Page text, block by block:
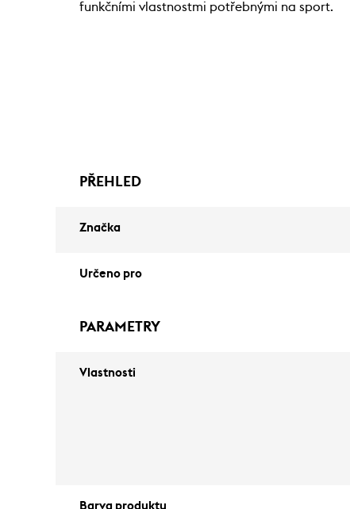
funkčními vlastnostmi potřebnými na sport.
PŘEHLED
Značka
Určeno pro
PARAMETRY
Vlastnosti
Barva produktu